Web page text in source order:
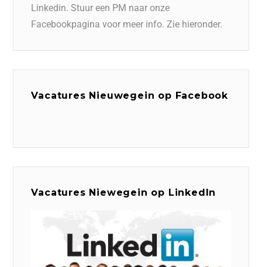
Linkedin. Stuur een PM naar onze
Facebookpagina voor meer info. Zie hieronder.
Vacatures Nieuwegein op Facebook
Vacatures Niewegein op LinkedIn